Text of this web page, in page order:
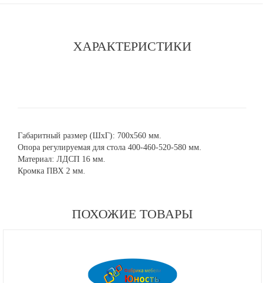
ХАРАКТЕРИСТИКИ
Габаритный размер (ШхГ): 700х560 мм.
Опора регулируемая для стола 400-460-520-580 мм.
Материал: ЛДСП 16 мм.
Кромка ПВХ 2 мм.
ПОХОЖИЕ ТОВАРЫ